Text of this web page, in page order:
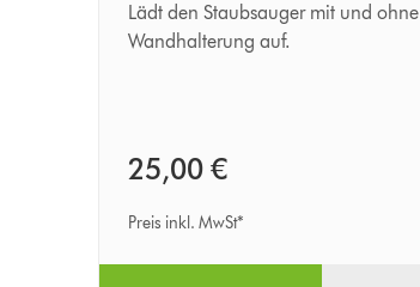
Lädt den Staubsauger mit und ohne
Wandhalterung auf.
25,00 €
Preis inkl. MwSt*